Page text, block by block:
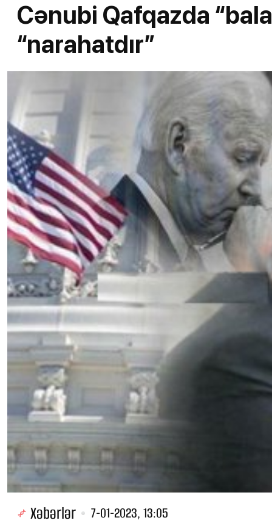
Cənubi Qafqazda
“narahatdır”
Xəbərlər 7-01-2023, 13:05